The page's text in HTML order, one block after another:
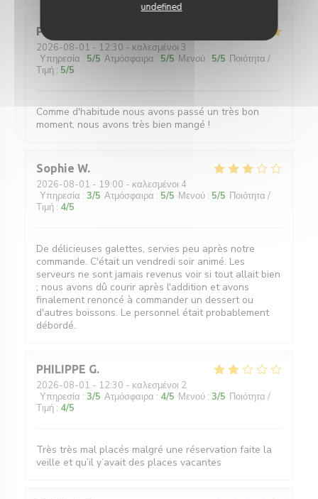
undefined
Pauline
2026-08-01 - 12:30 - καλεσμένοι 3
Υπηρεσία : 5/5 Ατμόσφαιρα : 5/5 Μενού : 5/5 Ποιότητα /
Τιμή : 5/5
Comme d'habitude nous avons passé un très bon
moment, nous avons très bien mangé !
Sophie W
2026-08-01 - 19:00 - καλεσμένοι 4
Υπηρεσία : 3/5 Ατμόσφαιρα : 5/5 Μενού : 5/5 Ποιότητα /
Τιμή : 4/5
De délicieuses galettes, servies peu après notre
commande. C'était un vendredi soir animé. Les
serveurs ne sont jamais revenus voir si tout allait bien
; nous avons dû courir après l'addition et avons
finalement renoncé à commander un dessert ou
d'autres boissons. Le personnel était probablement
débordé.
PHILIPPE G
2026-08-01 - 12:30 - καλεσμένοι 2
Υπηρεσία : 3/5 Ατμόσφαιρα : 4/5 Μενού : 3/5 Ποιότητα /
Τιμή : 4/5
Très très mal placés malgré une réservation faite la
veille et qu’il y’avait des places vacantes